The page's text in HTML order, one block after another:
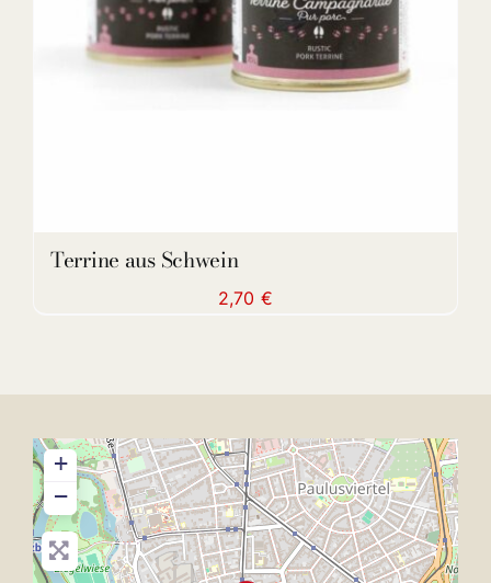
Terrine aus Schwein
2,70 €
+
−